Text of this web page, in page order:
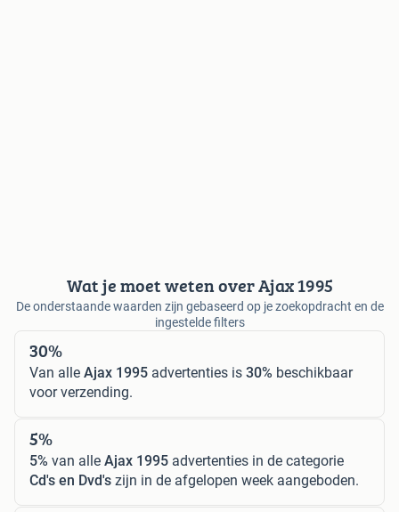
Wat je moet weten over Ajax 1995
De onderstaande waarden zijn gebaseerd op je zoekopdracht en de
ingestelde filters
30%
Van alle Ajax 1995 advertenties is 30% beschikbaar
voor verzending.
5%
5% van alle Ajax 1995 advertenties in de categorie
Cd's en Dvd's zijn in de afgelopen week aangeboden.